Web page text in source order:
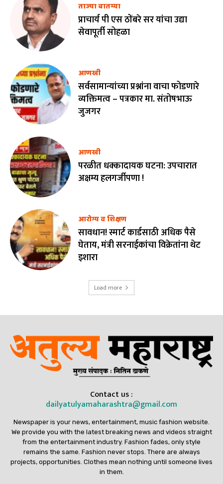
ताज्या बातम्या
प्राचार्य पी एस ठोंबरे सर यांचा उद्या
सेवापूर्ती सोहळा
आणखी
सर्वसामान्यांच्या प्रश्नांना वाचा फोडणारे
व्यक्तिमत्व – पत्रकार मा. संतोषभाऊ
जुजगर
आणखी
परळीत धक्कादायक घटना: उपचारात
अक्षम्य हलगर्जीपणा !
आरोग्य व शिक्षण
सावधान! स्मार्ट कार्डसाठी अधिक पैसे
घेताय, मंत्री सरनाईकांचा विक्रेतांना थेट
इशारा
Load more
Contact us :
dailyatulyamaharashtra@gmail.com
Newspaper is your news, entertainment, music fashion website.
We provide you with the latest breaking news and videos straight
from the entertainment industry. Fashion fades, only style
remains the same. Fashion never stops. There are always
projects, opportunities. Clothes mean nothing until someone lives
in them.